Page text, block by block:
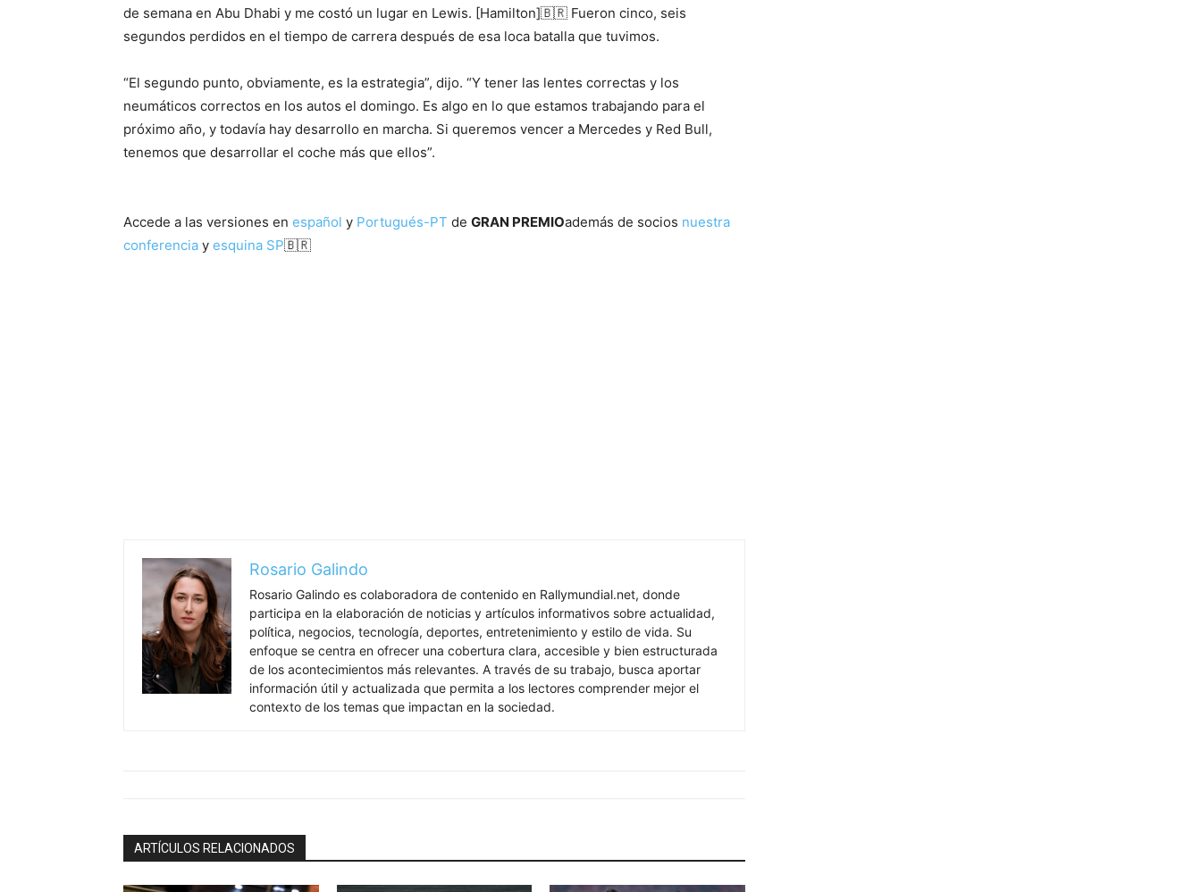
de semana en Abu Dhabi y me costó un lugar en Lewis. [Hamilton]🇧🇷 Fueron cinco, seis
segundos perdidos en el tiempo de carrera después de esa loca batalla que tuvimos.
“El segundo punto, obviamente, es la estrategia”, dijo. “Y tener las lentes correctas y los
neumáticos correctos en los autos el domingo. Es algo en lo que estamos trabajando para el
próximo año, y todavía hay desarrollo en marcha. Si queremos vencer a Mercedes y Red Bull,
tenemos que desarrollar el coche más que ellos”.
Accede a las versiones en español y Portugués-PT de GRAN PREMIOademás de socios nuestra
conferencia y esquina SP🇧🇷
Rosario Galindo
Rosario Galindo es colaboradora de contenido en Rallymundial.net, donde
participa en la elaboración de noticias y artículos informativos sobre actualidad,
política, negocios, tecnología, deportes, entretenimiento y estilo de vida. Su
enfoque se centra en ofrecer una cobertura clara, accesible y bien estructurada
de los acontecimientos más relevantes. A través de su trabajo, busca aportar
información útil y actualizada que permita a los lectores comprender mejor el
contexto de los temas que impactan en la sociedad.
ARTÍCULOS RELACIONADOS